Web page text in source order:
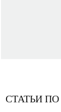
СТАТЬИ